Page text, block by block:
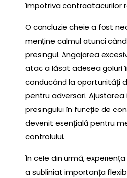
împotriva contraatacurilor
O concluzie cheie a fost
menține calmul atunci
presingul. Angajarea
atac a lăsat adesea goluri
conducând la oportunități
pentru adversari.
presingului în funcție de
devenit esențială pentru
controlului.
În cele din urmă,
a subliniat importanța